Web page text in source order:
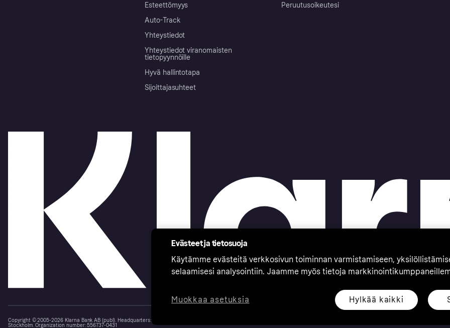
Esteettömyys
Auto-Track
Yhteystiedot
Yhteystiedot viranomaisten
tietopyynnöille
Hyvä hallintotapa
Sijoittajasuhteet
Peruutusoikeutesi
Copyright © 2005-2026 Klarna Bank AB (publ). Headquarters: Stockholm, Sweden. All rights reserved. Klarna Bank AB (publ). Sveavägen 46, 111 34
Stockholm. Organization number: 556737-0431
Evästeet ja tietosuoja
Käytämme evästeitä verkkosivun toiminnan varmistamiseen,
selaamisesi analysointiin. Jaamme myös tietoja
Hylkää kaikki
Muokkaa asetuksia